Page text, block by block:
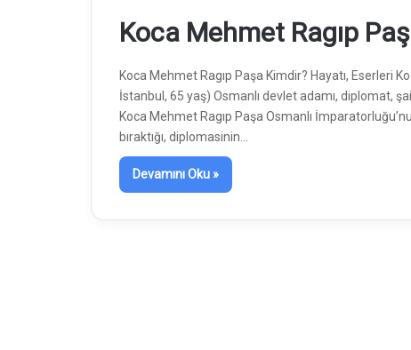
Koca Mehmet Ragıp
Koca Mehmet Ragıp Paşa Kimdir? Hayatı, Eserleri
İstanbul, 65 yaş) Osmanlı devlet adamı, diplomat,
Koca Mehmet Ragıp Paşa Osmanlı
bıraktığı, diplomasinin…
Devamını Oku »